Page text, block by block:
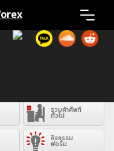
รวมคำศัพท์
ทั่วไป
กิจกรรม
ฟอรั่ม